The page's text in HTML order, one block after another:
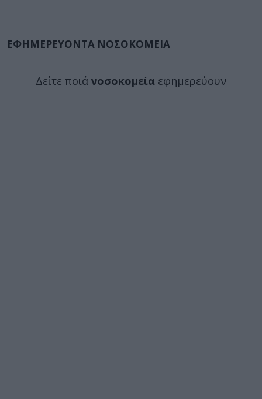
ΕΦΗΜΕΡΕΥΟΝΤΑ ΝΟΣΟΚΟΜΕΙΑ
Δείτε ποιά νοσοκομεία εφημερεύουν